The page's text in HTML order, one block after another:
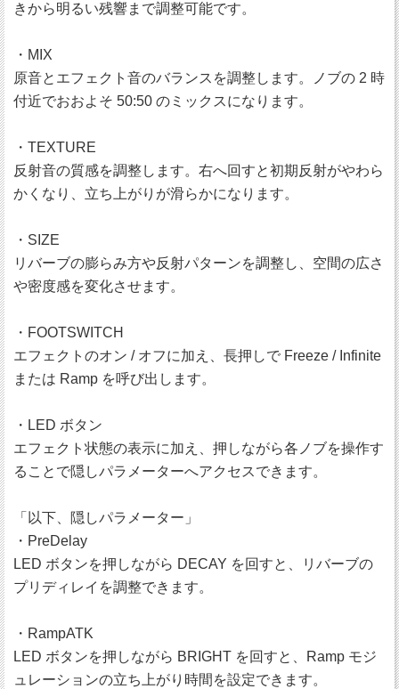
きから明るい残響まで調整可能です。
・MIX
原音とエフェクト音のバランスを調整します。ノブの 2 時
付近でおおよそ 50:50 のミックスになります。
・TEXTURE
反射音の質感を調整します。右へ回すと初期反射がやわら
かくなり、立ち上がりが滑らかになります。
・SIZE
リバーブの膨らみ方や反射パターンを調整し、空間の広さ
や密度感を変化させます。
・FOOTSWITCH
エフェクトのオン / オフに加え、長押しで Freeze / Infinite
または Ramp を呼び出します。
・LED ボタン
エフェクト状態の表示に加え、押しながら各ノブを操作す
ることで隠しパラメーターへアクセスできます。
「以下、隠しパラメーター」
・PreDelay
LED ボタンを押しながら DECAY を回すと、リバーブの
プリディレイを調整できます。
・RampATK
LED ボタンを押しながら BRIGHT を回すと、Ramp モジ
ュレーションの立ち上がり時間を設定できます。